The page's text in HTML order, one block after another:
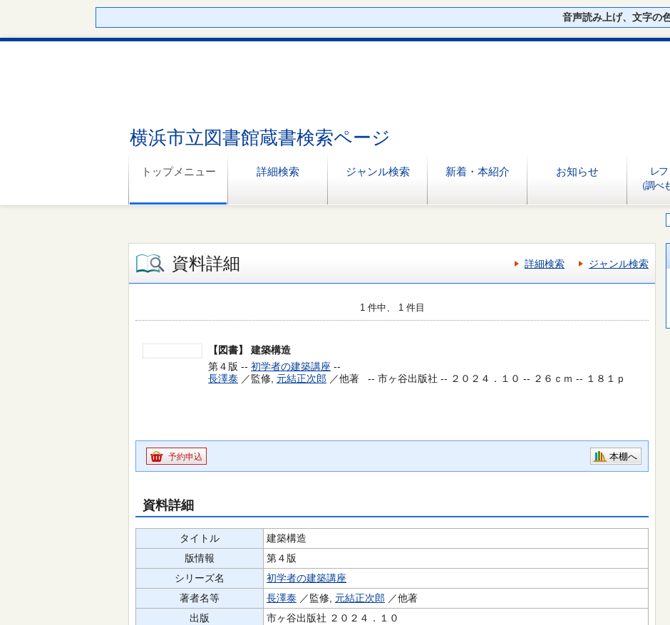
音声読み上げ、文字の
横浜市立図書館蔵書検索ページ
トップメニュー 詳細検索 ジャンル検索 新着・本紹介 お知らせ
レ
（調べ
資料詳細 詳細検索 ジャンル検索
1 件中、 1 件目
【図書】
建築構造
第４版 -- 初学者の建築講座 --
長澤泰 ／監修, 元結正次郎 ／他著 -- 市ヶ谷出版社 -- ２０２４．１０ -- ２６ｃｍ -- １８１ｐ
予約申込 本棚へ
資料詳細
タイトル
建築構造
版情報
第４版
シリーズ名
初学者の建築講座
著者名等
長澤泰 ／監修, 元結正次郎 ／他著
出版
市ヶ谷出版社 ２０２４．１０